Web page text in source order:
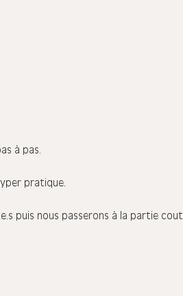
à pas.
pratique.
puis nous passerons à la partie